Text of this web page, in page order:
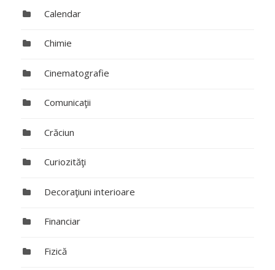
Calendar
Chimie
Cinematografie
Comunicaţii
Crăciun
Curiozităţi
Decoraţiuni interioare
Financiar
Fizică